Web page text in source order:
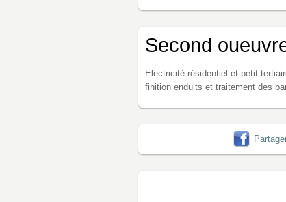
Second
Electricité résidentiel et petit
finition enduits et traitement des